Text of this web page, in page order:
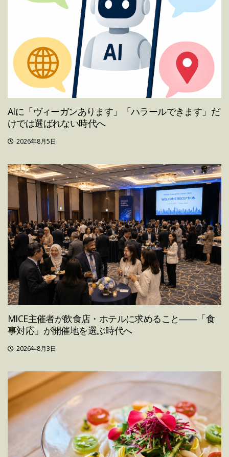
AIに「ヴィーガンあります」「ハラールできます」だ
けでは選ばれない時代へ
2026年8月5日
MICE主催者が飲食店・ホテルに求めること――「食
事対応」が開催地を選ぶ時代へ
2026年8月3日